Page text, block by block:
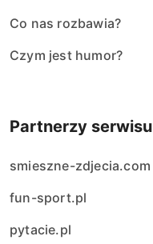
Co nas rozbawia?
Czym jest humor?
Partnerzy serwisu
smieszne-zdjecia.com
fun-sport.pl
pytacie.pl